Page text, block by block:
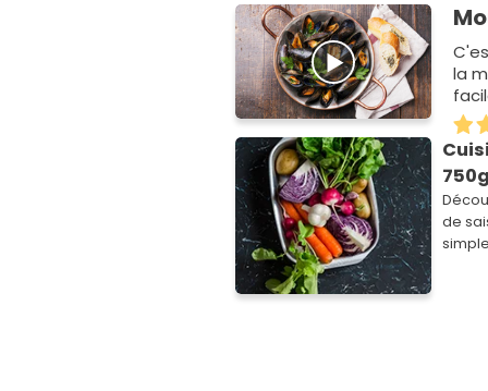
la
de